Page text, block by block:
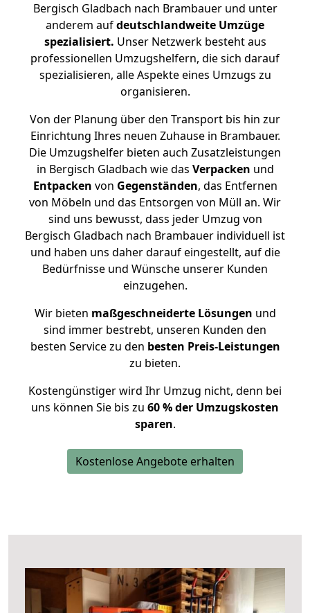
Bergisch Gladbach nach Brambauer und unter
anderem aufdeutschlandweite Umzüge
spezialisiert. Unser Netzwerk besteht aus
professionellen Umzugshelfern, die sich darauf
spezialisieren, alle Aspekte eines Umzugs zu
organisieren.
Von der Planung über den Transport bis hin zur
Einrichtung Ihres neuen Zuhause in Brambauer.
Die Umzugshelfer bieten auch Zusatzleistungen
in Bergisch Gladbach wie das Verpacken und
Entpacken von Gegenständen, das Entfernen
von Möbeln und das Entsorgen von Müll an. Wir
sind uns bewusst, dass jeder Umzug von
Bergisch Gladbach nach Brambauer individuell ist
und haben uns daher darauf eingestellt, auf die
Bedürfnisse und Wünsche unserer Kunden
einzugehen.
Wir bieten maßgeschneiderte Lösungen und
sind immer bestrebt, unseren Kunden den
besten Service zu den besten Preis-Leistungen
zu bieten.
Kostengünstiger wird Ihr Umzug nicht, denn bei
uns können Sie bis zu 60 % der Umzugskosten
sparen.
Kostenlose Angebote erhalten